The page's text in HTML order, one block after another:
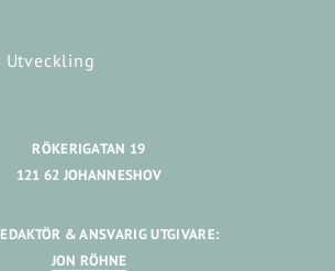
RÖKERIGATAN 19
121 62 JOHANNESHOV
& ANSVARIG UTGIVARE:
JON RÖHNE